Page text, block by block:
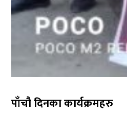
पाँचौ दिनका कार्यक्रमहरु